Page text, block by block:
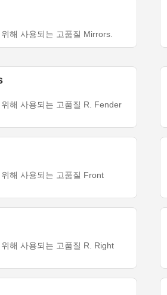
해 사용되는 고품질 Mirrors.
해 사용되는 고품질 R. Fender
해 사용되는 고품질 Front
해 사용되는 고품질 R. Right